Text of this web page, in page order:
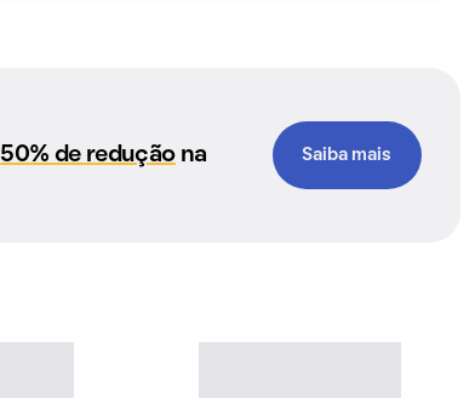
50% de reduçãona
Saiba mais